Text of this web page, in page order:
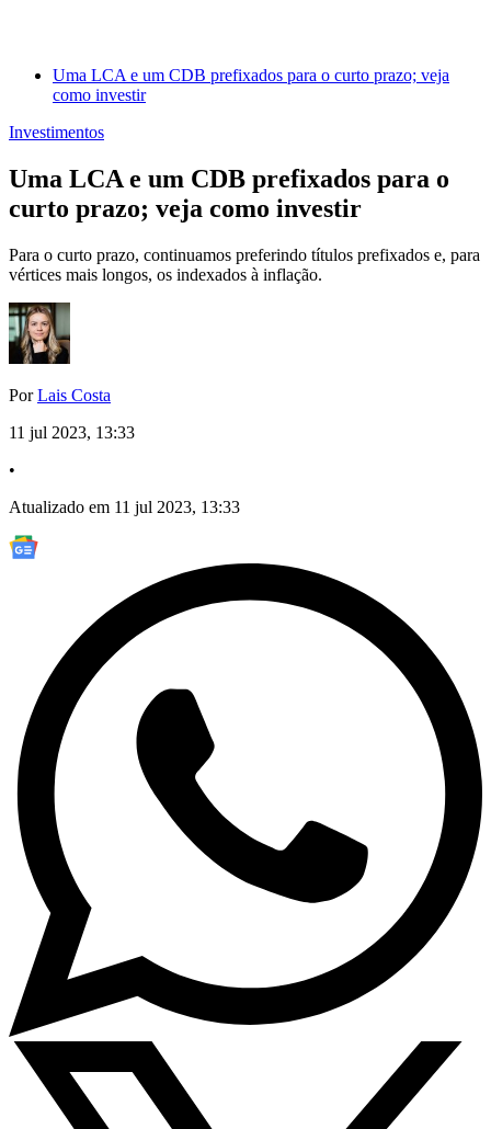
Uma LCA e um CDB prefixados para o curto prazo; veja
como investir
Investimentos
Uma LCA e um CDB prefixados para o
curto prazo; veja como investir
Para o curto prazo, continuamos preferindo títulos prefixados e, para
vértices mais longos, os indexados à inflação.
PorLais Costa
11 jul 2023, 13:33
•
Atualizado em 11 jul 2023, 13:33